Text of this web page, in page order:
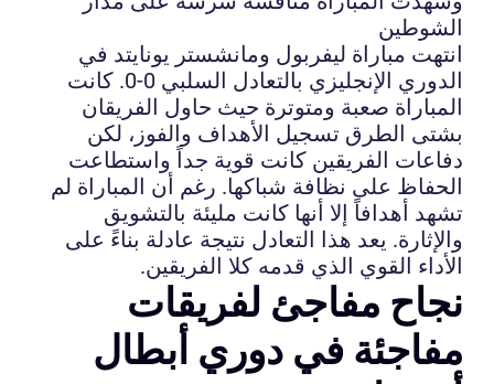
الشوطين
انتهت مباراة ليفربول ومانشستر يونايتد في
الدوري الإنجليزي بالتعادل السلبي 0-0. كانت
المباراة صعبة ومتوترة حيث حاول الفريقان
بشتى الطرق تسجيل الأهداف والفوز، لكن
دفاعات الفريقين كانت قوية جداً واستطاعت
الحفاظ على نظافة شباكها. رغم أن المباراة لم
تشهد أهدافاً إلا أنها كانت مليئة بالتشويق
والإثارة. يعد هذا التعادل نتيجة عادلة بناءً على
الأداء القوي الذي قدمه كلا الفريقين.
نجاح مفاجئ لفريقات
مفاجئة في دوري أبطال